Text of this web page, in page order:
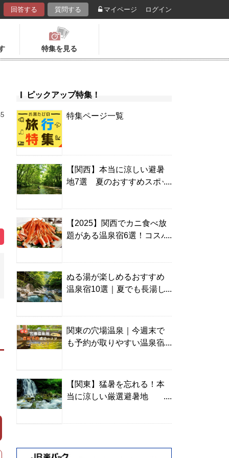
回答する 質問する マイページ ログイン
特集を見る
ピックアップ特集！
特集ページ一覧
【関西】本当に涼しい避暑
地7選 夏のおすすめスポッ
【2025】関西でカニ食べ放
題がある温泉宿6選！コスパ
ぬる湯が楽しめるおすすめ
温泉宿10選｜夏でも長湯し
関東の穴場温泉｜今週末で
も予約が取りやすい温泉宿
【関東】猛暑を忘れる！本
当に涼しい厳選避暑地